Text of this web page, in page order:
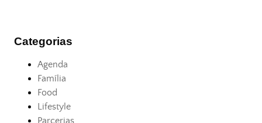
Categorias
Agenda
Família
Food
Lifestyle
Parcerias